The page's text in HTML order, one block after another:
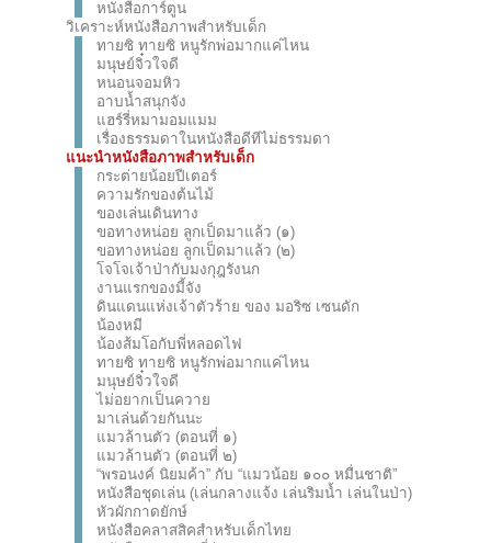
หนังสือการ์ตูน
วิเคราะห์หนังสือภาพสำหรับเด็ก
ทายซิ ทายซิ หนูรักพ่อมากแค่ไหน
มนุษย์จิ๋วใจดี
หนอนจอมหิว
อาบน้ำสนุกจัง
แฮร์รี่หมามอมแมม
เรื่องธรรมดาในหนังสือดีทีไม่ธรรมดา
แนะนำหนังสือภาพสำหรับเด็ก
กระต่ายน้อยปีเตอร์
ความรักของต้นไม้
ของเล่นเดินทาง
ขอทางหน่อย ลูกเป็ดมาแล้ว (๑)
ขอทางหน่อย ลูกเป็ดมาแล้ว (๒)
โจโจเจ้าป่ากับมงกุฎรังนก
งานแรกของมี้จัง
ดินแดนแห่งเจ้าตัวร้าย ของ มอริซ เซนดัก
น้องหมี
น้องส้มโอกับพี่หลอดไฟ
ทายซิ ทายซิ หนูรักพ่อมากแค่ไหน
มนุษย์จิ๋วใจดี
ไม่อยากเป็นควาย
มาเล่นด้วยกันนะ
แมวล้านตัว (ตอนที่ ๑)
แมวล้านตัว (ตอนที่ ๒)
“พรอนงค์ นิยมค้า” กับ “แมวน้อย ๑๐๐ หมื่นชาติ”
หนังสือชุดเล่น (เล่นกลางแจ้ง เล่นริมน้ำ เล่นในป่า)
หัวผักกาดยักษ์
หนังสือคลาสสิคสำหรับเด็กไทย